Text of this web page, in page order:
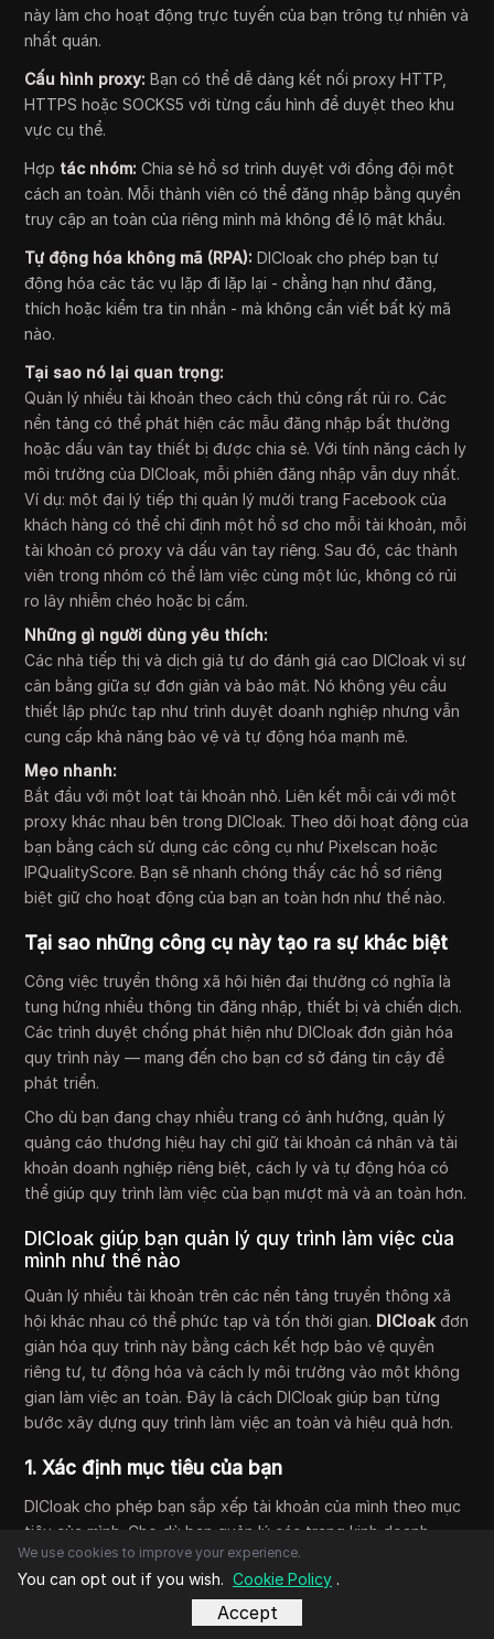
này làm cho hoạt động trực tuyến của bạn trông tự nhiên và
nhất quán.
Cấu hình proxy: Bạn có thể dễ dàng kết nối proxy HTTP,
HTTPS hoặc SOCKS5 với từng cấu hình để duyệt theo khu
vực cụ thể.
Hợp tác nhóm: Chia sẻ hồ sơ trình duyệt với đồng đội một
cách an toàn. Mỗi thành viên có thể đăng nhập bằng quyền
truy cập an toàn của riêng mình mà không để lộ mật khẩu.
Tự động hóa không mã (RPA): DICloak cho phép bạn tự
động hóa các tác vụ lặp đi lặp lại - chẳng hạn như đăng,
thích hoặc kiểm tra tin nhắn - mà không cần viết bất kỳ mã
nào.
Tại sao nó lại quan trọng:
Quản lý nhiều tài khoản theo cách thủ công rất rủi ro. Các
nền tảng có thể phát hiện các mẫu đăng nhập bất thường
hoặc dấu vân tay thiết bị được chia sẻ. Với tính năng cách ly
môi trường của DICloak, mỗi phiên đăng nhập vẫn duy nhất.
Ví dụ: một đại lý tiếp thị quản lý mười trang Facebook của
khách hàng có thể chỉ định một hồ sơ cho mỗi tài khoản, mỗi
tài khoản có proxy và dấu vân tay riêng. Sau đó, các thành
viên trong nhóm có thể làm việc cùng một lúc, không có rủi
ro lây nhiễm chéo hoặc bị cấm.
Những gì người dùng yêu thích:
Các nhà tiếp thị và dịch giả tự do đánh giá cao DICloak vì sự
cân bằng giữa sự đơn giản và bảo mật. Nó không yêu cầu
thiết lập phức tạp như trình duyệt doanh nghiệp nhưng vẫn
cung cấp khả năng bảo vệ và tự động hóa mạnh mẽ.
Mẹo nhanh:
Bắt đầu với một loạt tài khoản nhỏ. Liên kết mỗi cái với một
proxy khác nhau bên trong DICloak. Theo dõi hoạt động của
bạn bằng cách sử dụng các công cụ như Pixelscan hoặc
IPQualityScore. Bạn sẽ nhanh chóng thấy các hồ sơ riêng
biệt giữ cho hoạt động của bạn an toàn hơn như thế nào.
Tại sao những công cụ này tạo ra sự khác biệt
Công việc truyền thông xã hội hiện đại thường có nghĩa là
tung hứng nhiều thông tin đăng nhập, thiết bị và chiến dịch.
Các trình duyệt chống phát hiện như DICloak đơn giản hóa
quy trình này — mang đến cho bạn cơ sở đáng tin cậy để
phát triển.
Cho dù bạn đang chạy nhiều trang có ảnh hưởng, quản lý
quảng cáo thương hiệu hay chỉ giữ tài khoản cá nhân và tài
khoản doanh nghiệp riêng biệt, cách ly và tự động hóa có
thể giúp quy trình làm việc của bạn mượt mà và an toàn hơn.
DICloak giúp bạn quản lý quy trình làm việc của
mình như thế nào
Quản lý nhiều tài khoản trên các nền tảng truyền thông xã
hội khác nhau có thể phức tạp và tốn thời gian. DICloak đơn
giản hóa quy trình này bằng cách kết hợp bảo vệ quyền
riêng tư, tự động hóa và cách ly môi trường vào một không
gian làm việc an toàn. Đây là cách DICloak giúp bạn từng
bước xây dựng quy trình làm việc an toàn và hiệu quả hơn.
1. Xác định mục tiêu của bạn
DICloak cho phép bạn sắp xếp tài khoản của mình theo mục
tiêu của mình. Cho dù bạn quản lý các trang kinh doanh,
chạy quảng cáo cho khách hàng hay duy trì hồ sơ người có
ảnh hưởng, bạn có thể tách từng mục đích thành các môi
trường trình duyệt độc lập để giữ cho dữ liệu sạch sẽ và an
We use cookies to improve your experience.
You can opt out if you wish. Cookie Policy .
Accept